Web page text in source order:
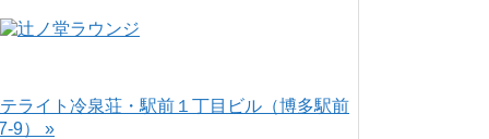
ライト冷泉荘・駅前１丁目ビル（博多駅前
9） »